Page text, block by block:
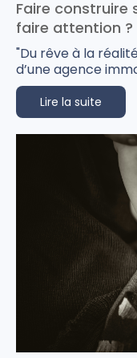
Faire construire
faire attention ?
"Du rêve à la
d’une agence
Lire la suite